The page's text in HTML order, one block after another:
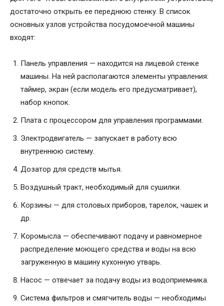
достаточно открыть ее переднюю стенку. В список
основных узлов устройства посудомоечной машины
входят:
Панель управления — находится на лицевой стенке
машины. На ней располагаются элементы управления:
таймер, экран (если модель его предусматривает),
набор кнопок.
Плата с процессором для управления программами.
Электродвигатель — запускает в работу всю
внутреннюю систему.
Дозатор для средств мытья.
Воздушный тракт, необходимый для сушилки.
Корзины — для столовых приборов, тарелок, чашек и
др.
Коромысла — обеспечивают подачу и равномерное
распределение моющего средства и воды на всю
загруженную в машину кухонную утварь.
Насос — отвечает за подачу воды из водоприемника.
Система фильтров и смягчитель воды — необходимы